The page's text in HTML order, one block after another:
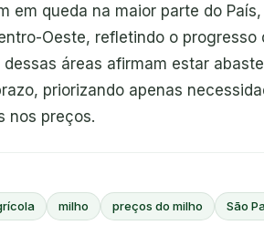
em queda na maior parte do País,
Oeste, refletindo o progresso
áreas afirmam estar
priorizando apenas
nos preços.
milho preços do milho
São